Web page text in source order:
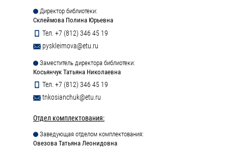
Директор библиотеки:
Склеймова Полина Юрьевна
Тел. +7 (812) 346 45 19
pyskleimova@etu.ru
Заместитель директора библиотеки:
Косьянчук Татьяна Николаевна
Тел. +7 (812) 346 45 19
tnkosianchuk@etu.ru
Отдел комплектования:
Заведующая отделом комплектования:
Овезова Татьяна Леонидовна